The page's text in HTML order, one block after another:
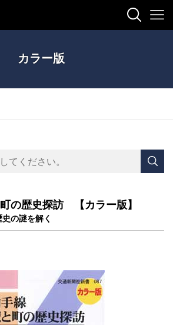
カラー版
の歴史探訪 【カラー版】
の謎を解く